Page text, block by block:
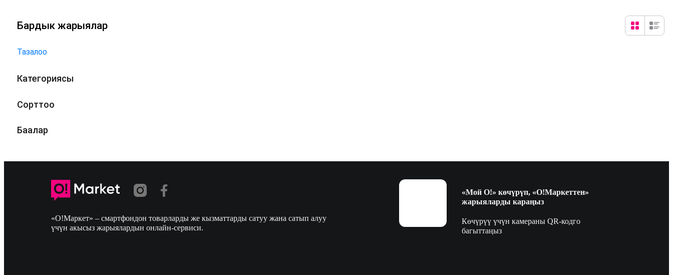
Бардык жарыялар
Тазалоо
Категориясы
Сорттоо
Баалар
«О!Маркет» – смартфондон товарларды же кызматтарды сатуу жана сатып алуу
үчүн акысыз жарыялардын онлайн-сервиси.
«Мой О!» көчүрүп, «О!Маркеттен»
жарыяларды караңыз
Көчүрүү үчүн камераны QR-кодго
багыттаңыз